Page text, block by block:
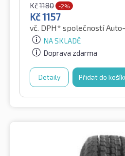
Kč1180 -2%
Kč1157
vč. DPH* společností
NA SKLADĚ
Doprava zdarma
Detaily Přidat do